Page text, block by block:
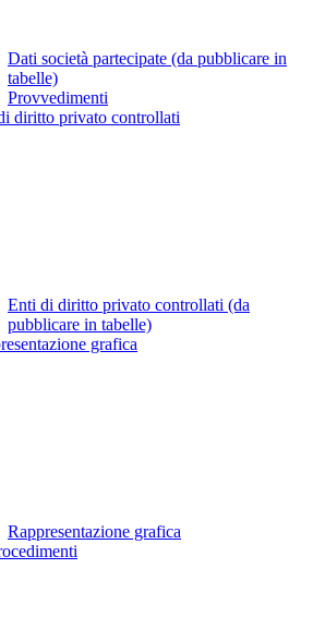
Dati società partecipate (da pubblicare in
tabelle)
Provvedimenti
diritto privato controllati
Enti di diritto privato controllati (da
pubblicare in tabelle)
grafica
Rappresentazione grafica